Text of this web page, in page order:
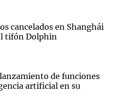
cancelados en Shanghái
tifón Dolphin
de funciones
artificial en su